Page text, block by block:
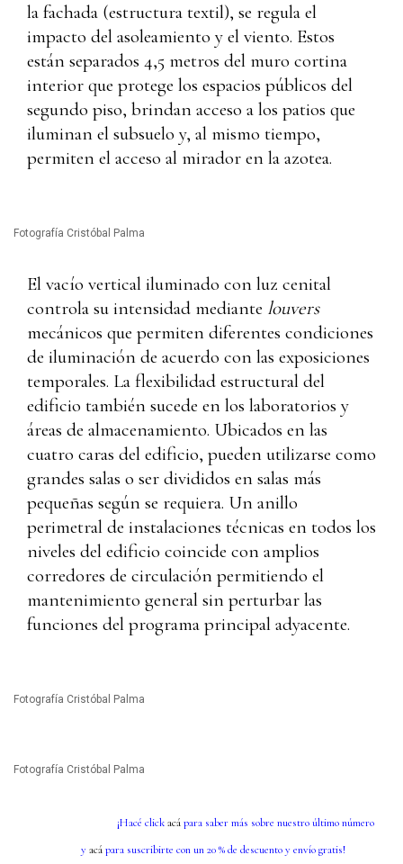
la fachada (estructura textil), se regula el
impacto del asoleamiento y el viento. Estos
están separados 4,5 metros del muro cortina
interior que protege los espacios públicos del
segundo piso, brindan acceso a los patios que
iluminan el subsuelo y, al mismo tiempo,
permiten el acceso al mirador en la azotea.
Fotografía Cristóbal Palma
El vacío vertical iluminado con luz cenital
controla su intensidad mediante louvers
mecánicos que permiten diferentes condiciones
de iluminación de acuerdo con las exposiciones
temporales. La flexibilidad estructural del
edificio también sucede en los laboratorios y
áreas de almacenamiento. Ubicados en las
cuatro caras del edificio, pueden utilizarse como
grandes salas o ser divididos en salas más
pequeñas según se requiera. Un anillo
perimetral de instalaciones técnicas en todos los
niveles del edificio coincide con amplios
corredores de circulación permitiendo el
mantenimiento general sin perturbar las
funciones del programa principal adyacente.
Fotografía Cristóbal Palma
Fotografía Cristóbal Palma
¡Hacé clickacápara saber más sobre nuestro último número
yacápara suscribirte con un 20 % de descuento y envío gratis!